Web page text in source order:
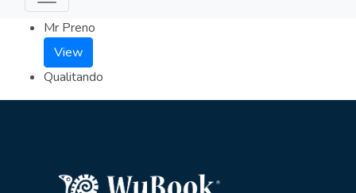
Mr Preno
View
Qualitando